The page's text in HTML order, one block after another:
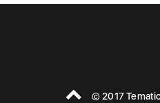
© 2017